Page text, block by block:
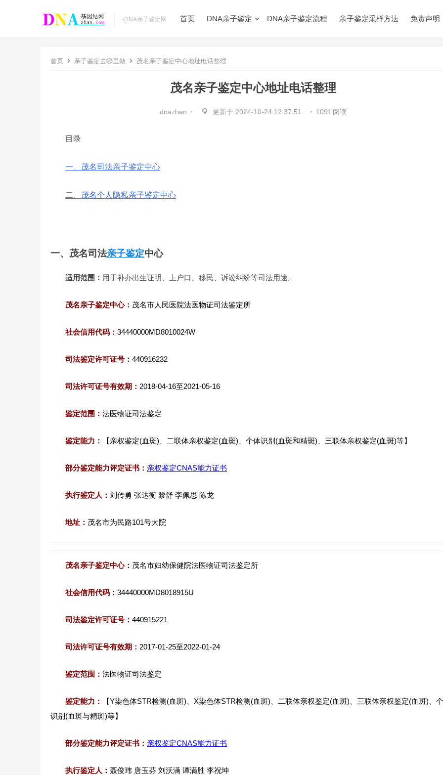
­-DNA亲子鉴定网 首页 DNA亲子鉴定 DNA亲子鉴定流程 亲子鉴定采样方法 免责声明
首页 亲子鉴定去哪里做 茂名亲子鉴定中心地址电话整理
茂名亲子鉴定中心地址电话整理
dnazhan • 更新于 2024-10-24 12:37:51 • 1091 阅读
目录
一、茂名司法亲子鉴定中心
二、茂名个人隐私亲子鉴定中心
一、茂名司法亲子鉴定中心
适用范围： 用于补办出生证明、上户口、移民、诉讼纠纷等司法用途。
茂名亲子鉴定中心： 茂名市人民医院法医物证司法鉴定所
社会信用代码： 34440000MD8010024W
司法鉴定许可证号： 440916232
司法许可证号有效期： 2018-04-16至2021-05-16
鉴定范围： 法医物证司法鉴定
鉴定能力： 【亲权鉴定(血斑)、二联体亲权鉴定(血斑)、个体识别(血斑和精斑)、三联体亲权鉴定(血斑)等】
部分鉴定能力评定证书： 亲权鉴定CNAS能力证书
执行鉴定人： 刘传勇 张达衡 黎舒 李佩思 陈龙
地址： 茂名市为民路101号大院
茂名亲子鉴定中心： 茂名市妇幼保健院法医物证司法鉴定所
社会信用代码： 34440000MD8018915U
司法鉴定许可证号： 440915221
司法许可证号有效期： 2017-01-25至2022-01-24
鉴定范围： 法医物证司法鉴定
鉴定能力：
【Y染色体STR检测(血斑)、X染色体STR检测(血斑)、二联体亲权鉴定(血斑)、三联体亲权鉴定(血斑)、
识别(血斑与精斑)等】
部分鉴定能力评定证书： 亲权鉴定CNAS能力证书
执行鉴定人： 聂俊玮 唐玉芬 刘沃满 谭满胜 李祝坤